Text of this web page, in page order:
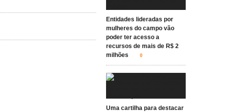
Entidades lideradas por
mulheres do campo vão
poder ter acesso a
recursos de mais de R$ 2
milhões
0
Uma cartilha para destacar